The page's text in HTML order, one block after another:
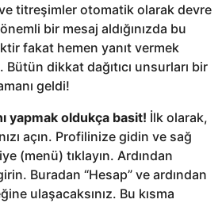
titreşimler otomatik olarak devre
önemli bir mesaj aldığınızda bu
fakat hemen yanıt vermek
Bütün dikkat dağıtıcı unsurları bir
geldi!
yapmak oldukça basit! İlk olarak,
açın. Profilinize gidin ve sağ
(menü) tıklayın. Ardından
Buradan “Hesap” ve ardından
ulaşacaksınız. Bu kısma